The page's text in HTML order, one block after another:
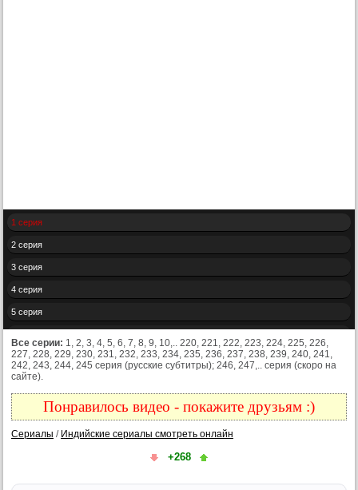
1 серия
2 серия
3 серия
4 серия
5 серия
7 серия
8 серия
9 серия
10 серия
Все серии: 1, 2, 3, 4, 5, 6, 7, 8, 9, 10,.. 220, 221, 222, 223, 224, 225, 226,
227, 228, 229, 230, 231, 232, 233, 234, 235, 236, 237, 238, 239, 240, 241,
242, 243, 244, 245 серия (русские субтитры); 246, 247,.. серия (скоро на
сайте).
Понравилось видео - покажите друзьям :)
Сериалы / Индийские сериалы смотреть онлайн
+268